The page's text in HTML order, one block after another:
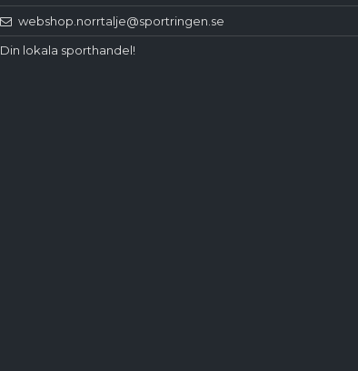
webshop.norrtalje@sportringen.se
Din lokala sporthandel!